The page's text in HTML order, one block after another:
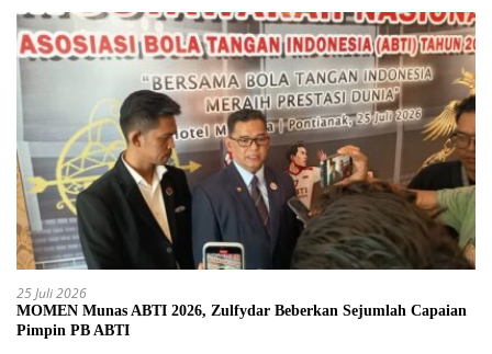
25 Juli 2026
MOMEN Munas ABTI 2026, Zulfydar Beberkan Sejumlah Capaian
Pimpin PB ABTI